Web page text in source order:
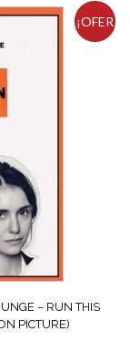
¡OFER
– RUN THIS
PICTURE)